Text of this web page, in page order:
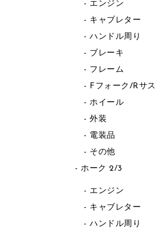
エンジン
キャブレター
ハンドル周り
ブレーキ
フレーム
Fフォーク/Rサス
ホイール
外装
電装品
その他
ホーク 2/3
エンジン
キャブレター
ハンドル周り